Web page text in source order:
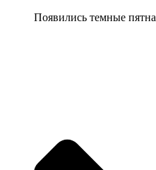
Появились темные пятна